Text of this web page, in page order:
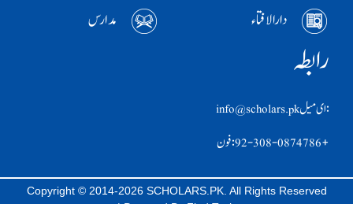
دارالافتاء
مدارس
رابطہ
:ای ميل info@scholars.pk
+92-308-0874786 :فون
Copyright © 2014-2026 SCHOLARS.PK. All Rights Reserved